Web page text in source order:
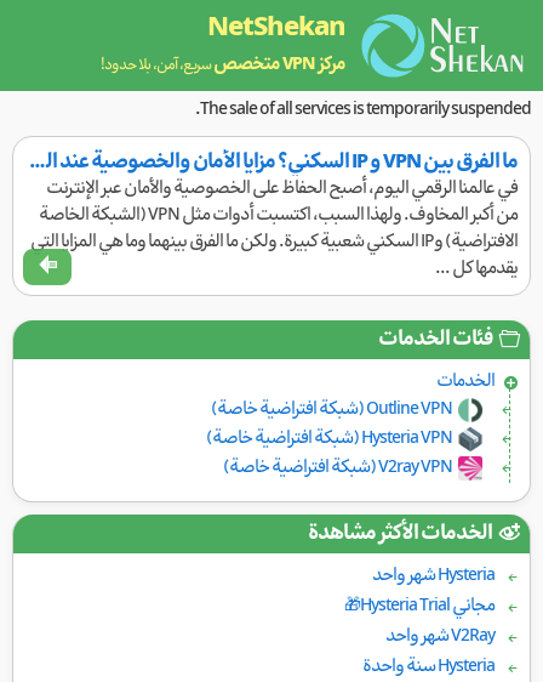
NetShekan
مركز VPN متخصص سريع، آمن، بلا حدود!
The sale of all services is temporarily suspended.
ما الفرق بين VPN و IP السكني؟ مزايا الأمان والخصوصية عند التصفح | NetShekan
في عالمنا الرقمي اليوم، أصبح الحفاظ على الخصوصية والأمان عبر الإنترنت
من أكبر المخاوف. ولهذا السبب، اكتسبت أدوات مثل VPN (الشبكة الخاصة
الافتراضية) وIP السكني شعبية كبيرة. ولكن ما الفرق بينهما وما هي المزايا التي
يقدمها كل ...
فئات الخدمات
الخدمات
Outline VPN (شبكة افتراضية خاصة)
Hysteria VPN (شبكة افتراضية خاصة)
V2ray VPN (شبكة افتراضية خاصة)
الخدمات الأكثر مشاهدة
Hysteria شهر واحد
مجاني Hysteria Trial🎁
V2Ray شهر واحد
Hysteria سنة واحدة